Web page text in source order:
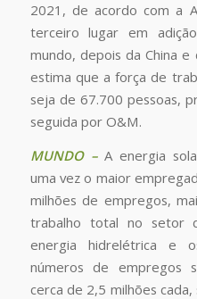
2021, de acordo com a
terceiro lugar em
mundo, depois da China
estima que a força de
seja de 67.700 pessoas,
seguida por O&M.
MUNDO –A energia
uma vez o maior
milhões de empregos,
trabalho total no setor
energia hidrelétrica e
números de empregos
cerca de 2,5 milhões